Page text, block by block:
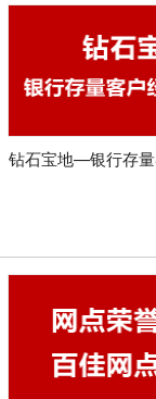
钻石宝地—银行存